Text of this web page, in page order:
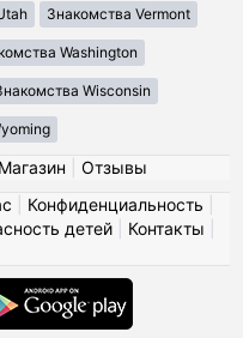
Знакомства Vermont
Washington
Wisconsin
Магазин
Отзывы
Конфиденциальность
детей| Контакты